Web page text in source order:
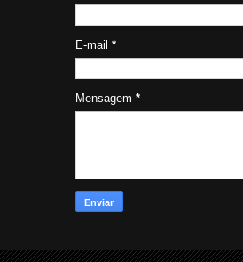
E-mail *
Mensagem *